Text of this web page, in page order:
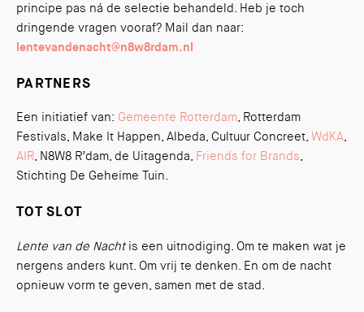
principe pas ná de selectie behandeld. Heb je toch
dringende vragen vooraf? Mail dan naar:
lentevandenacht@n8w8rdam.nl
PARTNERS
Een initiatief van: Gemeente Rotterdam, Rotterdam
Festivals, Make It Happen, Albeda, Cultuur Concreet, WdKA,
AIR, N8W8 R’dam, de Uitagenda, Friends for Brands,
Stichting De Geheime Tuin.
TOT SLOT
Lente van de Nachtis een uitnodiging. Om te maken wat je
nergens anders kunt. Om vrij te denken. En om de nacht
opnieuw vorm te geven, samen met de stad.